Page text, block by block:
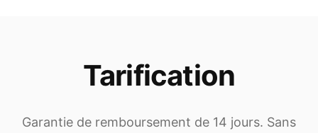
Tarification
Garantie de remboursement de 14 jours. Sans